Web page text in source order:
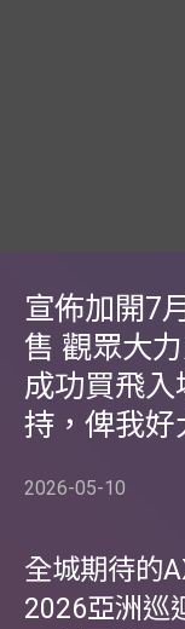
宣佈加開7
售 觀眾大
成功買飛
持，俾我
2026-05-10
全城期待的
2026亞洲巡